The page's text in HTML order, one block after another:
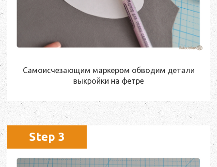
Самоисчезающим маркером обводим детали
выкройки на фетре
Step 3